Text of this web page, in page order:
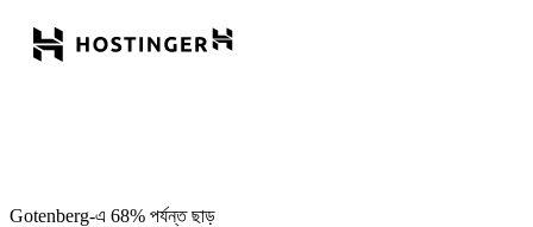
Gotenberg-এ 68% পর্যন্ত ছাড়